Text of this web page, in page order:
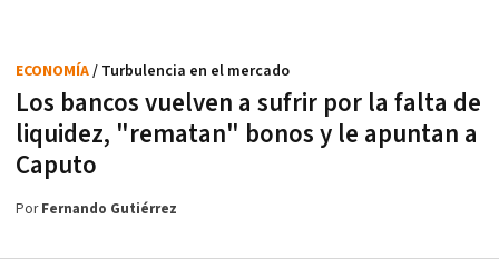
Los bancos vuelven a sufrir por la falta de
liquidez, "rematan" bonos y le apuntan a
Caputo
ECONOMÍA/ Turbulencia en el mercado
PorFernando Gutiérrez